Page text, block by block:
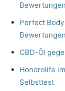
Perfect
CBD-Öl
Hondrolife
Selbsttest